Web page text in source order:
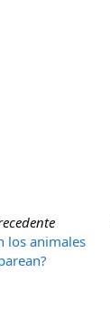
los animales